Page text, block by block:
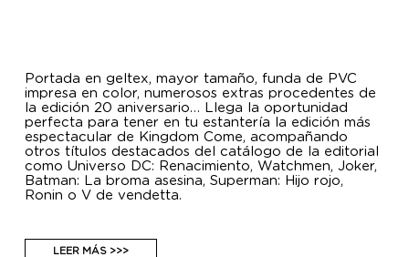
Portada en geltex, mayor tamaño, funda de PVC
impresa en color, numerosos extras procedentes de
la edición 20 aniversario… Llega la oportunidad
perfecta para tener en tu estantería la edición más
espectacular de Kingdom Come, acompañando
otros títulos destacados del catálogo de la editorial
como Universo DC: Renacimiento, Watchmen, Joker,
Batman: La broma asesina, Superman: Hijo rojo,
Ronin o V de vendetta.
LEER MÁS >>>